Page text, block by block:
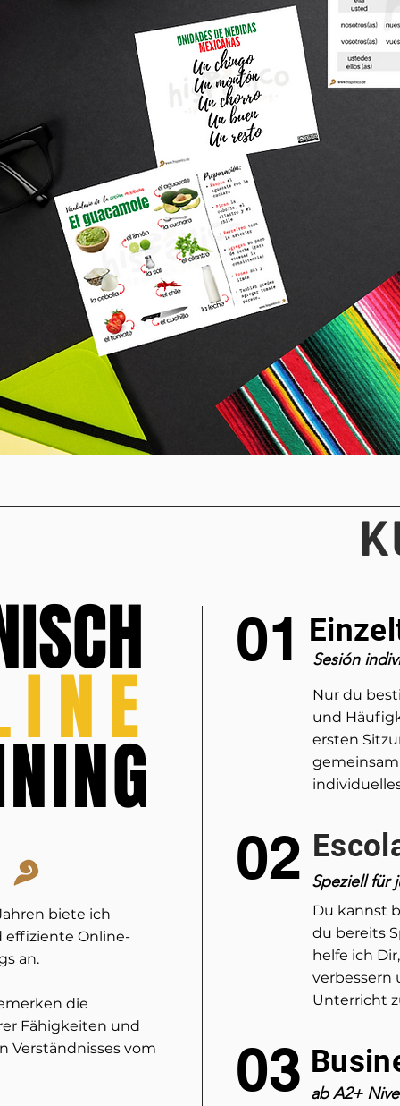
biete ich
effiziente Online-
an.
die
Fähigkeiten und
Verständnisses vom
01 Sesión
Nur du
und
ersten
02 Speziell für
Du kannst
du bereits
helfe ich
verbessern
Unterricht
03 ab A2+